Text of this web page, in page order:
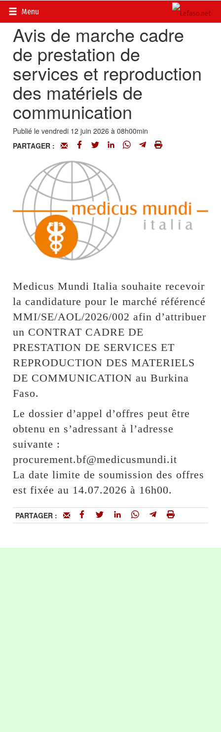
Menu
Accueil>
Avis de marche cadre
de prestation de
services et reproduction
des matériels de
communication
Publié le vendredi 12 juin 2026 à 08h00min
PARTAGER :
Medicus Mundi Italia souhaite recevoir
la candidature pour le marché référencé
MMI/SE/AOL/2026/002 afin d’attribuer
un CONTRAT CADRE DE
PRESTATION DE SERVICES ET
REPRODUCTION DES MATERIELS
DE COMMUNICATION au Burkina
Faso.
Le dossier d’appel d’offres peut être
obtenu en s’adressant à l’adresse
suivante :
procurement.bf@medicusmundi.it
La date limite de soumission des offres
est fixée au 14.07.2026 à 16h00.
PARTAGER :